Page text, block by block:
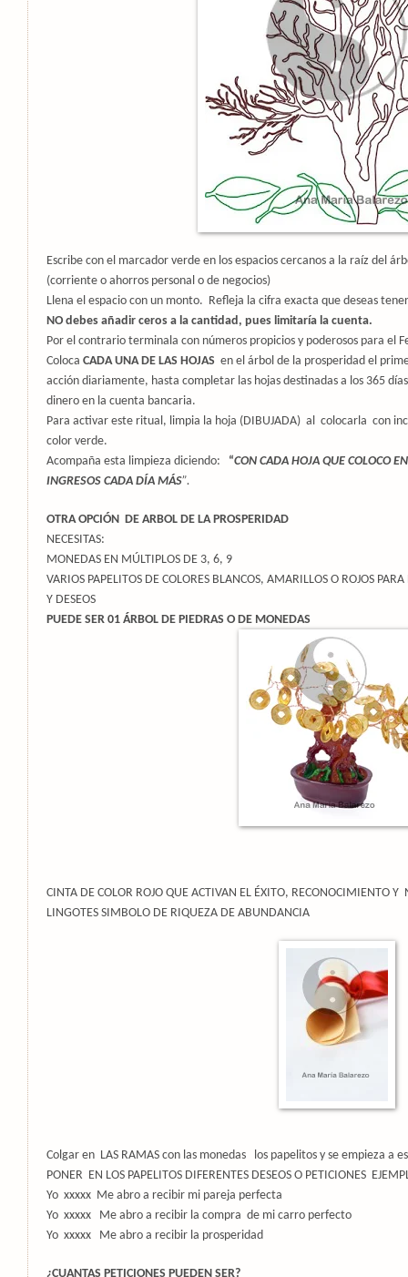
Escribe con el marcador verde en los espacios cercanos a la raíz del
(corriente o ahorros personal o de negocios)
Llena el espacio con un monto.
Refleja la cifra exacta que deseas
NO debes añadir ceros a la cantidad, pues limitaría la cuenta.
Por el contrario terminala con números propicios y poderosos para el
Coloca CADA UNA DE LAS HOJAS en el árbol de la prosperidad el
acción diariamente, hasta completar las hojas destinadas a los 365
dinero en la cuenta bancaria.
Para activar este ritual, limpia la hoja (DIBUJADA) al colocarla con
color verde.
Acompaña esta limpieza diciendo:
“CON CADA HOJA QUE COLOCO
INGRESOS CADA DÍA MÁS”.
OTRA OPCIÓN
DE ARBOL DE LA PROSPERIDAD
NECESITAS:
MONEDAS EN MÚLTIPLOS DE 3, 6, 9
VARIOS PAPELITOS DE COLORES BLANCOS, AMARILLOS O ROJOS PARA
Y DESEOS
PUEDE SER 01 ÁRBOL DE PIEDRAS O DE MONEDAS
CINTA DE COLOR ROJO QUE ACTIVAN EL ÉXITO, RECONOCIMIENTO Y
LINGOTES SIMBOLO DE RIQUEZA DE ABUNDANCIA
Colgar en LAS RAMAS con las monedas
los papelitos y se empieza a
PONER
EN LOS PAPELITOS DIFERENTES DESEOS O PETICIONES
Yo xxxxx
Me abro a recibir mi pareja perfecta
Yo xxxxx
Me abro a recibir la compra de mi carro perfecto
Yo xxxxx Me abro a recibir la prosperidad
¿CUANTAS PETICIONES PUEDEN SER?